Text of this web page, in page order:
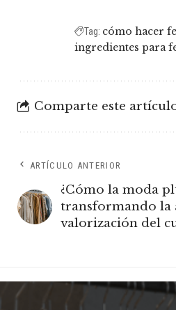
Tag: cómo hacer
ingredientes para
Comparte este
ARTÍCULO ANTERIOR
¿Cómo la moda
transformando la
valorización del